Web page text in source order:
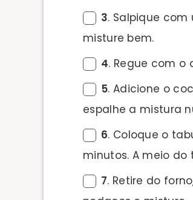
3. Salpique
misture bem.
4. Regue com o
5. Adicione o
espalhe a mistura
6. Coloque o
minutos. A meio
7. Retire do